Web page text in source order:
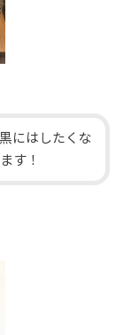
にはしたくな
す！